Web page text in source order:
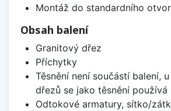
Montáž do standardního
Obsah balení
Granitový dřez
Příchytky
Těsnění není součástí balení,
dřezů se jako těsnění používá
Odtokové armatury, sítko/